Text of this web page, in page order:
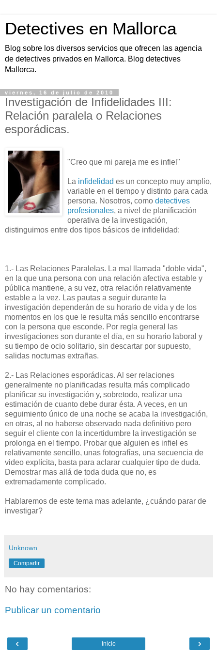
Detectives en Mallorca
Blog sobre los diversos servicios que ofrecen las agencia
de detectives privados en Mallorca. Blog detectives
Mallorca.
viernes, 16 de julio de 2010
Investigación de Infidelidades III:
Relación paralela o Relaciones
esporádicas.
"Creo que mi pareja me es infiel"
La infidelidad es un concepto muy amplio,
variable en el tiempo y distinto para cada
persona. Nosotros, como detectives
profesionales, a nivel de planificación
operativa de la investigación,
distinguimos entre dos tipos básicos de infidelidad:
1.- Las Relaciones Paralelas. La mal llamada "doble vida",
en la que una persona con una relación afectiva estable y
pública mantiene, a su vez, otra relación relativamente
estable a la vez. Las pautas a seguir durante la
investigación dependerán de su horario de vida y de los
momentos en los que le resulta más sencillo encontrarse
con la persona que esconde. Por regla general las
investigaciones son durante el día, en su horario laboral y
su tiempo de ocio solitario, sin descartar por supuesto,
salidas nocturnas extrañas.
2.- Las Relaciones esporádicas. Al ser relaciones
generalmente no planificadas resulta más complicado
planificar su investigación y, sobretodo, realizar una
estimación de cuanto debe durar ésta. A veces, en un
seguimiento único de una noche se acaba la investigación,
en otras, al no haberse observado nada definitivo pero
seguir el cliente con la incertidumbre la investigación se
prolonga en el tiempo. Probar que alguien es infiel es
relativamente sencillo, unas fotografías, una secuencia de
video explícita, basta para aclarar cualquier tipo de duda.
Demostrar mas allá de toda duda que no, es
extremadamente complicado.
Hablaremos de este tema mas adelante, ¿cuándo parar de
investigar?
Unknown
Compartir
No hay comentarios:
Publicar un comentario
‹ ›
Inicio